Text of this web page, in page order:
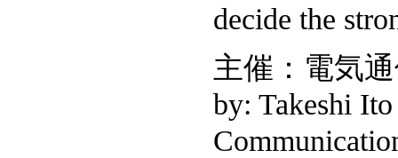
decide the
主催：電気
by: Takeshi